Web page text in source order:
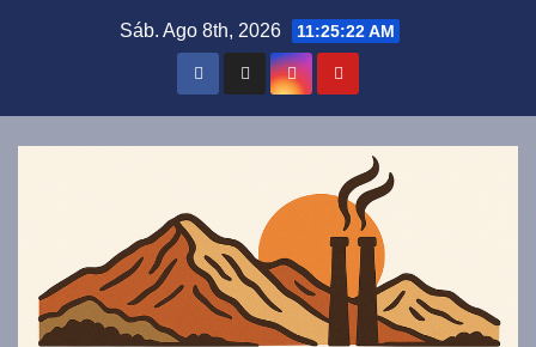
Sáb. Ago 8th, 2026 11:25:22 AM